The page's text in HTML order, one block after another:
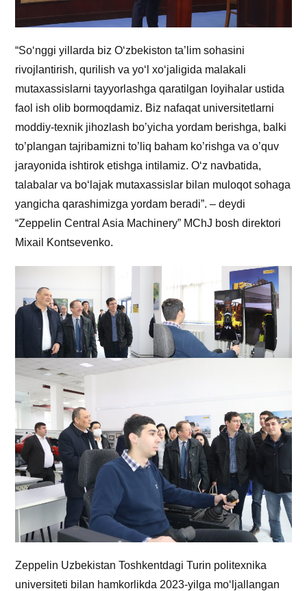
“So‘nggi yillarda biz O‘zbekiston ta’lim sohasini
rivojlantirish, qurilish va yo‘l xo‘jaligida malakali
mutaxassislarni tayyorlashga qaratilgan loyihalar ustida
faol ish olib bormoqdamiz. Biz nafaqat universitetlarni
moddiy-texnik jihozlash bo’yicha yordam berishga, balki
to’plangan tajribamizni to’liq baham ko’rishga va o’quv
jarayonida ishtirok etishga intilamiz. O‘z navbatida,
talabalar va bo‘lajak mutaxassislar bilan muloqot sohaga
yangicha qarashimizga yordam beradi”. – deydi
“Zeppelin Central Asia Machinery” MChJ bosh direktori
Mixail Kontsevenko.
Zeppelin Uzbekistan Toshkentdagi Turin politexnika
universiteti bilan hamkorlikda 2023-yilga mo‘ljallangan